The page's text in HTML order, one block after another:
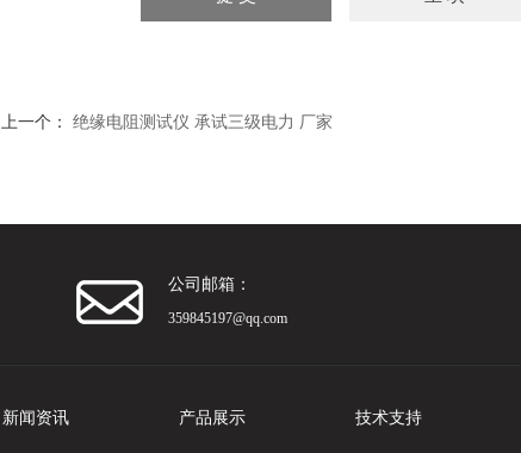
上一个： 绝缘电阻测试仪 承试三级电力 厂家
公司邮箱：
359845197@qq.com
新闻资讯 产品展示 技术支持